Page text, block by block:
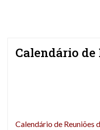
Calendário de
Calendário de Reuniões